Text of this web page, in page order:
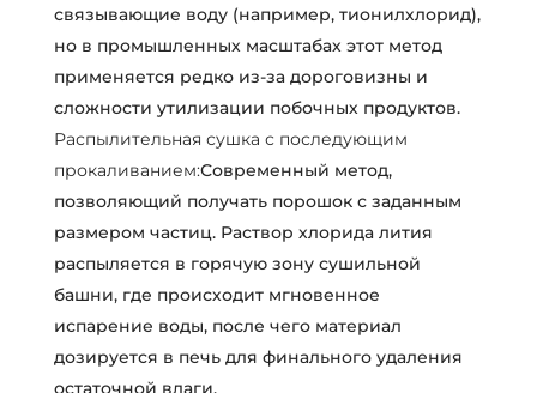
связывающие воду (например, тионилхлорид),
но в промышленных масштабах этот метод
применяется редко из-за дороговизны и
сложности утилизации побочных продуктов.
Распылительная сушка с последующим
прокаливанием:Современный метод,
позволяющий получать порошок с заданным
размером частиц. Раствор хлорида лития
распыляется в горячую зону сушильной
башни, где происходит мгновенное
испарение воды, после чего материал
дозируется в печь для финального удаления